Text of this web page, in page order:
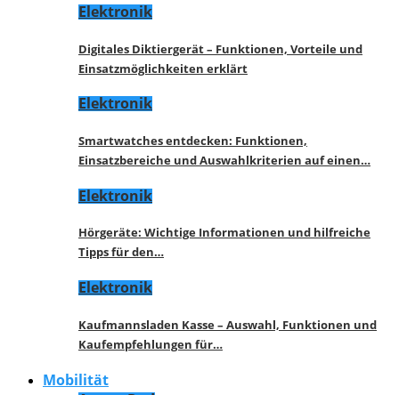
Elektronik
Digitales Diktiergerät – Funktionen, Vorteile und
Einsatzmöglichkeiten erklärt
Elektronik
Smartwatches entdecken: Funktionen,
Einsatzbereiche und Auswahlkriterien auf einen…
Elektronik
Hörgeräte: Wichtige Informationen und hilfreiche
Tipps für den…
Elektronik
Kaufmannsladen Kasse – Auswahl, Funktionen und
Kaufempfehlungen für…
Mobilität